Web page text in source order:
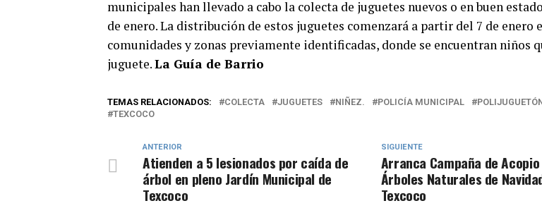
municipales han llevado a cabo la colecta de juguetes nuevos o en buen
de enero. La distribución de estos juguetes comenzará a partir del 7 de enero
comunidades y zonas previamente identificadas, donde se encuentran niños
juguete.La Guía de Barrio
TEMAS RELACIONADOS: COLECTA JUGUETES NIÑEZ. POLICÍA MUNICIPAL
TEXCOCO
SIGUIENTE
Arranca Campaña de
Árboles Naturales de
Texcoco
ANTERIOR
Atienden a 5 lesionados por caída de
árbol en pleno Jardín Municipal de
Texcoco